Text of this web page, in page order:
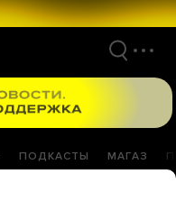
ПОДКАСТЫ МАГАЗ